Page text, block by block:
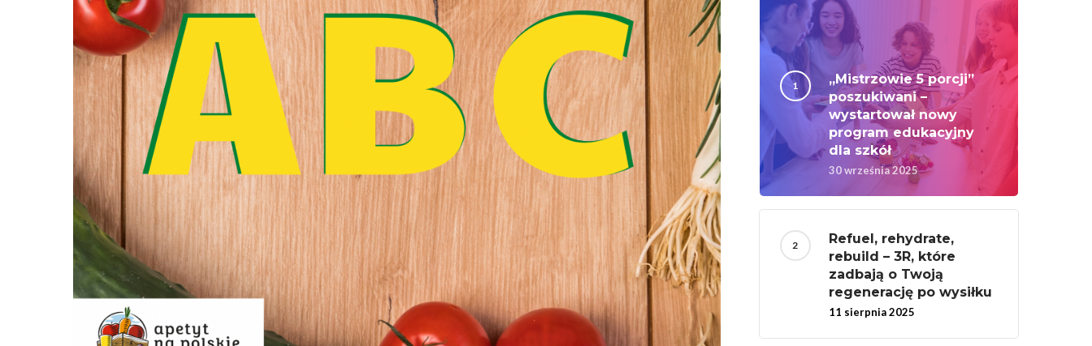
„Mistrzowie 5 porcji”
poszukiwani –
wystartował nowy
program edukacyjny
dla szkół
30 września 2025
Refuel, rehydrate,
rebuild – 3R, które
zadbają o Twoją
regenerację po wysiłku
11 sierpnia 2025